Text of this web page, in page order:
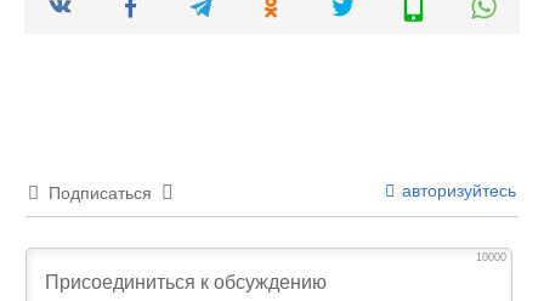
Подписаться авторизуйтесь
10000